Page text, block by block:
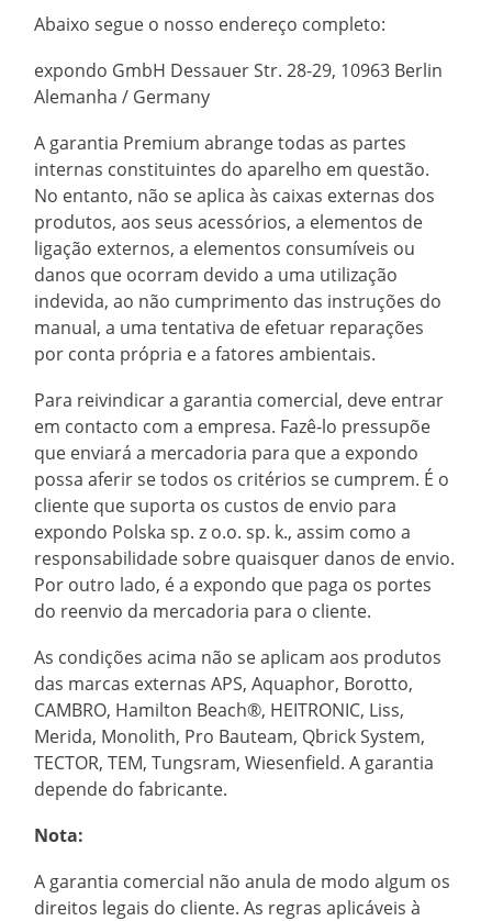
Abaixo segue o nosso endereço completo:
expondo GmbH Dessauer Str. 28-29, 10963 Berlin
Alemanha / Germany
A garantia Premium abrange todas as partes
internas constituintes do aparelho em questão.
No entanto, não se aplica às caixas externas dos
produtos, aos seus acessórios, a elementos de
ligação externos, a elementos consumíveis ou
danos que ocorram devido a uma utilização
indevida, ao não cumprimento das instruções do
manual, a uma tentativa de efetuar reparações
por conta própria e a fatores ambientais.
Para reivindicar a garantia comercial, deve entrar
em contacto com a empresa. Fazê-lo pressupõe
que enviará a mercadoria para que a expondo
possa aferir se todos os critérios se cumprem. É o
cliente que suporta os custos de envio para
expondo Polska sp. z o.o. sp. k., assim como a
responsabilidade sobre quaisquer danos de envio.
Por outro lado, é a expondo que paga os portes
do reenvio da mercadoria para o cliente.
As condições acima não se aplicam aos produtos
das marcas externas APS, Aquaphor, Borotto,
CAMBRO, Hamilton Beach®, HEITRONIC, Liss,
Merida, Monolith, Pro Bauteam, Qbrick System,
TECTOR, TEM, Tungsram, Wiesenfield. A garantia
depende do fabricante.
Nota:
A garantia comercial não anula de modo algum os
direitos legais do cliente. As regras aplicáveis à